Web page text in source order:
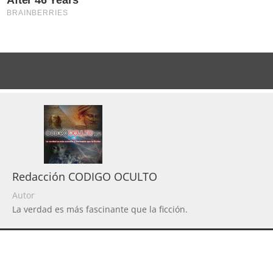
Redacción CODIGO OCULTO
Autor
La verdad es más fascinante que la ficción.